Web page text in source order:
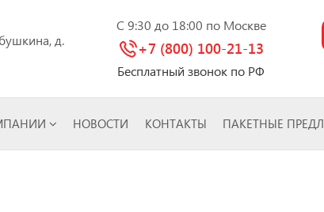
д.
C 9:30 до 18:00 по Москве
+7 (800) 100-21-13
Бесплатный звонок по РФ
НОВОСТИ КОНТАКТЫ ПАКЕТНЫЕ